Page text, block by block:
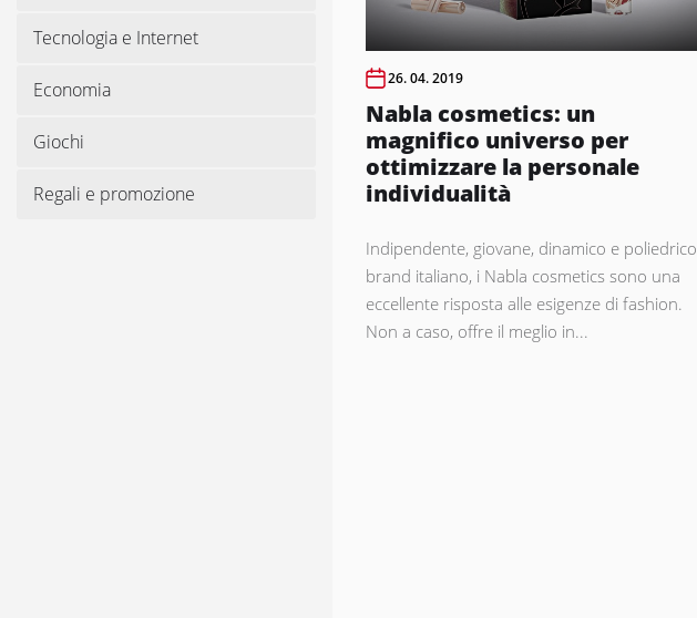
Tecnologia e Internet
Economia
Giochi
Regali e promozione
26. 04. 2019
Nabla cosmetics: un
magnifico universo per
ottimizzare la personale
individualità
Indipendente, giovane, dinamico e poliedrico
brand italiano, i Nabla cosmetics sono una
eccellente risposta alle esigenze di fashion.
Non a caso, offre il meglio in...